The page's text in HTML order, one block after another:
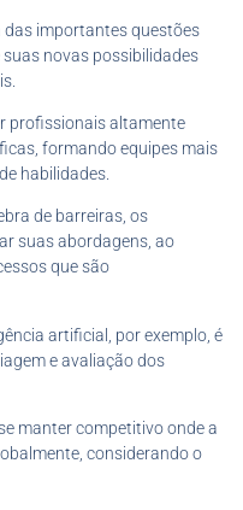
importantes questões
novas possibilidades
profissionais altamente
formando equipes mais
habilidades.
de barreiras, os
suas abordagens, ao
que são
artificial, por exemplo, é
e avaliação dos
manter competitivo onde a
considerando o